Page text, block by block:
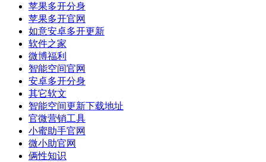
苹果多开分身
苹果多开官网
如意安卓多开更新
软件之家
微博福利
智能空间官网
安卓多开分身
其它软文
智能空间更新下载地址
官微营销工具
小蜜助手官网
微小助官网
俩性知识